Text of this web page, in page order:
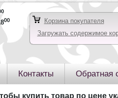
00
Корзина покупателя
Загружать содержимое
Контакты Обратная
купить товар по цене